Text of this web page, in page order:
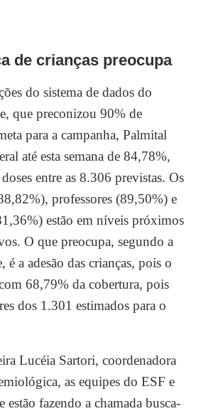
de crianças preocupa
do sistema de dados do
que preconizou 90% de
para a campanha, Palmital
até esta semana de 84,78%,
entre as 8.306 previstas. Os
professores (89,50%) e
estão em níveis próximos
O que preocupa, segundo a
é a adesão das crianças, pois o
68,79% da cobertura, pois
dos 1.301 estimados para o
Lucéia Sartori, coordenadora
as equipes do ESF e
estão fazendo a chamada busca-